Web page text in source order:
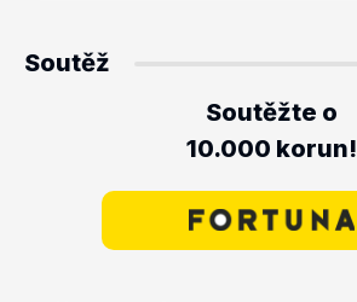
Soutěž
Soutěžte o
10.000 korun!